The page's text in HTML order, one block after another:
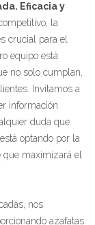
Eficacia y
la
crucial para el
equipo está
no solo cumplan,
Invitamos a
información
duda que
optando por la
maximizará el
nos
azafatas